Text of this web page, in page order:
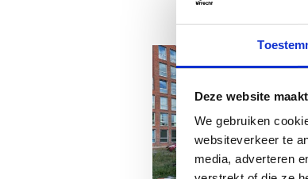
Deze website
We gebruiken
websiteverkeer te
media, adverteren